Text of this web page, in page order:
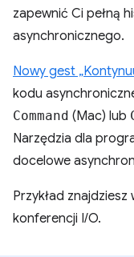
zapewnić Ci pełną
asynchronicznego.
Nowy gest
kodu
Command (Mac) lub
Narzędzia dla
docelowe
Przykład
konferencji I/O.